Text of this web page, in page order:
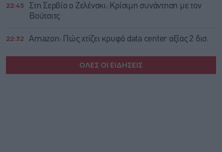
22:45
Στη Σερβία ο Ζελένσκι: Κρίσιμη συνάντηση με τον
Βούτσιτς
22:32 Amazon: Πώς χτίζει κρυφά data center αξίας 2 δισ.
ΟΛΕΣ ΟΙ ΕΙΔΗΣΕΙΣ